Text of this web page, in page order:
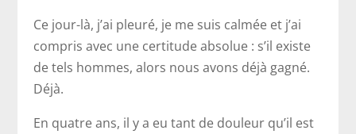
Ce jour-là, j’ai pleuré, je me suis calmée et j’ai
compris avec une certitude absolue : s’il existe
de tels hommes, alors nous avons déjà gagné.
Déjà.
En quatre ans, il y a eu tant de douleur qu’il est